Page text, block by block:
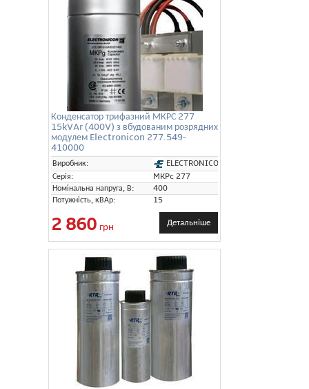
Конденсатор трифазний МКРС 277
15kVAr (400V) з вбудованим розрядних
модулем Electronicon 277.549-
410000
Виробник:
ELECTRONICON
Серія:
MKPc 277
Номінальна напруга, В:
400
Потужність, кВАр:
15
2 860 грн Детальніше